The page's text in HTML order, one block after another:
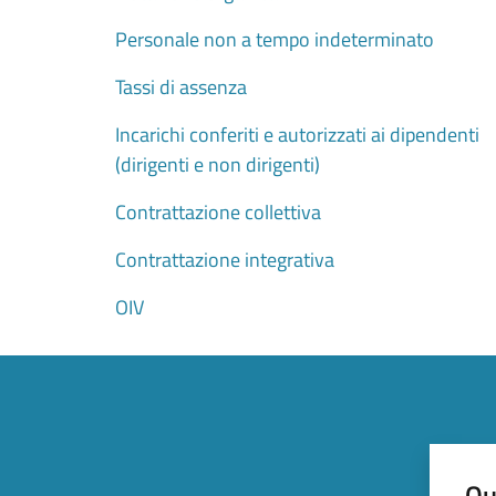
Personale non a tempo indeterminato
Tassi di assenza
Incarichi conferiti e autorizzati ai dipendenti
(dirigenti e non dirigenti)
Contrattazione collettiva
Contrattazione integrativa
OIV